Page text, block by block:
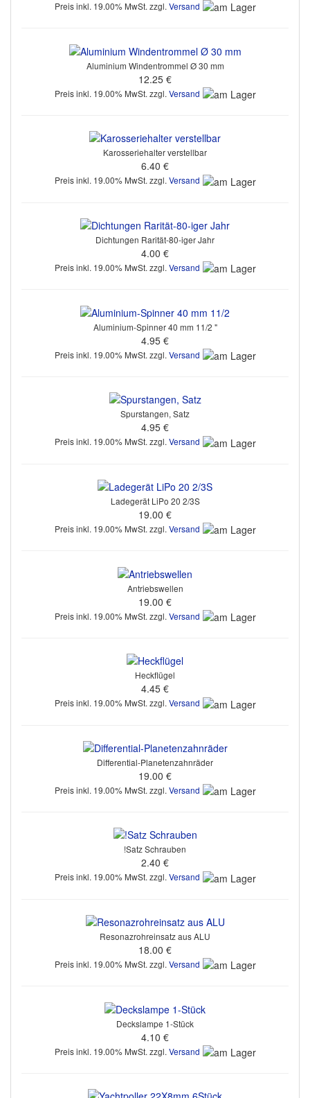
Preis inkl. 19.00% MwSt. zzgl. Versand
Aluminium Windentrommel Ø 30 mm
12.25 €
Preis inkl. 19.00% MwSt. zzgl. Versand
Karosseriehalter verstellbar
6.40 €
Preis inkl. 19.00% MwSt. zzgl. Versand
Dichtungen Rarität-80-iger Jahr
4.00 €
Preis inkl. 19.00% MwSt. zzgl. Versand
Aluminium-Spinner 40 mm 11/2 "
4.95 €
Preis inkl. 19.00% MwSt. zzgl. Versand
Spurstangen, Satz
4.95 €
Preis inkl. 19.00% MwSt. zzgl. Versand
Ladegerät LiPo 20 2/3S
19.00 €
Preis inkl. 19.00% MwSt. zzgl. Versand
Antriebswellen
19.00 €
Preis inkl. 19.00% MwSt. zzgl. Versand
Heckflügel
4.45 €
Preis inkl. 19.00% MwSt. zzgl. Versand
Differential-Planetenzahnräder
19.00 €
Preis inkl. 19.00% MwSt. zzgl. Versand
!Satz Schrauben
2.40 €
Preis inkl. 19.00% MwSt. zzgl.Versand
Resonazrohreinsatz aus ALU
18.00 €
Preis inkl. 19.00% MwSt. zzgl. Versand
Deckslampe 1-Stück
4.10 €
Preis inkl. 19.00% MwSt. zzgl. Versand